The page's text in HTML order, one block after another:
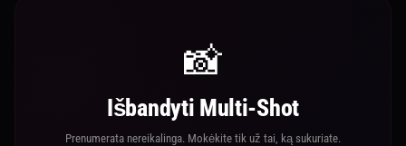
📸
Išbandyti Multi-Shot
Prenumerata nereikalinga. Mokėkite tik už tai, ką sukuriate.